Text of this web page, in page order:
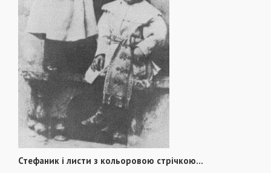
Стефаник і листи з кольоровою стрічкою…